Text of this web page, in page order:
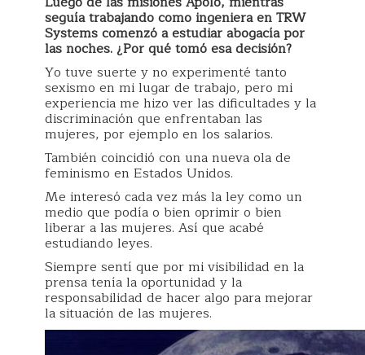
seguía trabajando como ingeniera en TRW
Systems comenzó a estudiar abogacía por
las noches. ¿Por qué tomó esa decisión?
Yo tuve suerte y no experimenté tanto
sexismo en mi lugar de trabajo, pero mi
experiencia me hizo ver las dificultades y la
discriminación que enfrentaban las
mujeres, por ejemplo en los salarios.
También coincidió con una nueva ola de
feminismo en Estados Unidos.
Me interesó cada vez más la ley como un
medio que podía o bien oprimir o bien
liberar a las mujeres. Así que acabé
estudiando leyes.
Siempre sentí que por mi visibilidad en la
prensa tenía la oportunidad y la
responsabilidad de hacer algo para mejorar
la situación de las mujeres.